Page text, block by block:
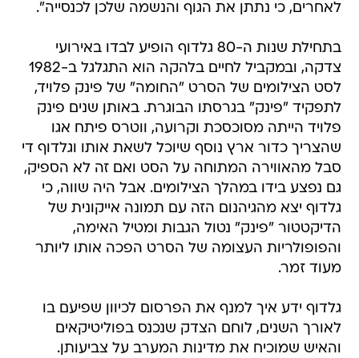
לאחרים, כי נתתן את הגוף והנשמה שלכן לכנסייה".
בתחילת שנות ה-80 גלדוף הופיע לבדו באירועי
צדקה, ובמקביל לחיים בלהקה הוא התגלגל ב-1982
לסט הצילומים של הסרט "החומה" של פינק פלויד,
לתפקיד "פינק" בגרסתו הבוגרת. באותן שנים פינק
פלויד הייתה מסוכסכת וקרועה, ווטרס פיתח אגו
שהצריך כדור ארץ נוסף שיוכל לשאת אותו וגלדוף די
סבל מהאווירה המתוחה על הסט ואם זה לא הספיק,
גם נפצע בידו במהלך הצילומים. אבל היה שווה, כי
גלדוף יצא מהגיהנום הזה עם תמונה אייקונית של
הדיקטטור "פינק" נטול הגבות ומטיל האימה,
והפופולריות העצומה של הסרט הפכה אותו ליותר
מעוד זמר.
גלדוף ידע איך למנף את הפרסום לכיוון שפיעם בו
לאורך השנים, לוחם הצדק שנכנס בפוליטיקאים
והאיש שמוכיח את מדינות המערב על צביעותן.